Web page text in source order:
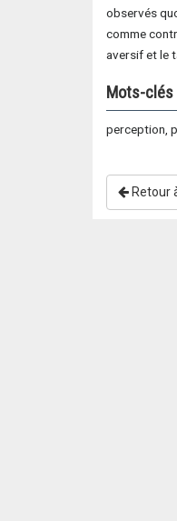
observés
comme
aversif et le
Mots-clés
perception,
Retour